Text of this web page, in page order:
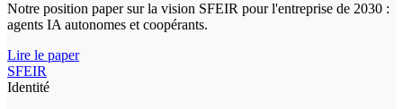
Notre position paper sur la vision SFEIR pour l'entreprise de 2030 :
agents IA autonomes et coopérants.
Lire le paper
SFEIR
Identité